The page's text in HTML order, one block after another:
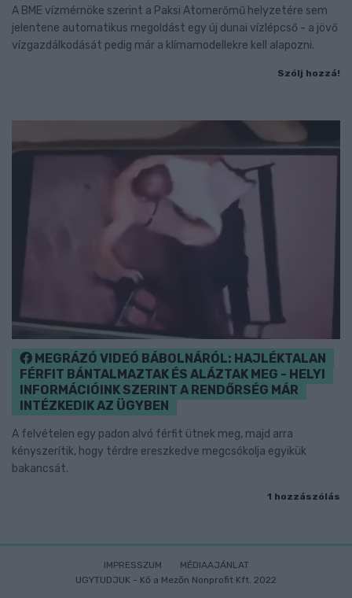
A BME vízmérnöke szerint a Paksi Atomerőmű helyzetére sem
jelentene automatikus megoldást egy új dunai vízlépcső - a jövő
vízgazdálkodását pedig már a klímamodellekre kell alapozni.
Szólj hozzá!
MEGRÁZÓ VIDEÓ BÁBOLNÁRÓL: HAJLÉKTALAN
FÉRFIT BÁNTALMAZTAK ÉS ALÁZTAK MEG - HELYI
INFORMÁCIÓINK SZERINT A RENDŐRSÉG MÁR
INTÉZKEDIK AZ ÜGYBEN
A felvételen egy padon alvó férfit ütnek meg, majd arra
kényszerítik, hogy térdre ereszkedve megcsókolja egyikük
bakancsát.
1 hozzászólás
IMPRESSZUM
MÉDIAAJÁNLAT
UGYTUDJUK - Kő a Mezőn Nonprofit Kft. 2022